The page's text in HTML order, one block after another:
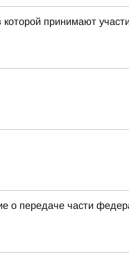
принимают
о передаче части